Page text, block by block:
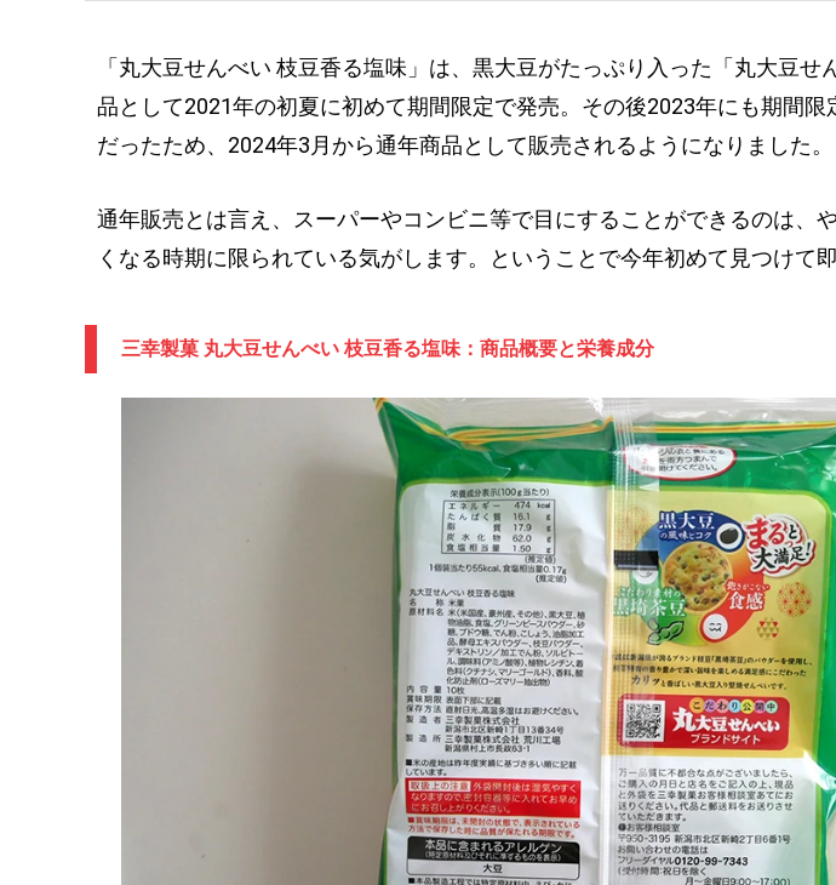
「丸大豆せんべい 枝豆香る塩味」は、黒大豆がたっぷり入った「丸大豆せ
品として2021年の初夏に初めて期間限定で発売。その後2023年にも期間
だったため、2024年3月から通年商品として販売されるようになりました。
通年販売とは言え、スーパーやコンビニ等で目にすることができるのは、
くなる時期に限られている気がします。ということで今年初めて見つけて即
三幸製菓 丸大豆せんべい 枝豆香る塩味：商品概要と栄養成分